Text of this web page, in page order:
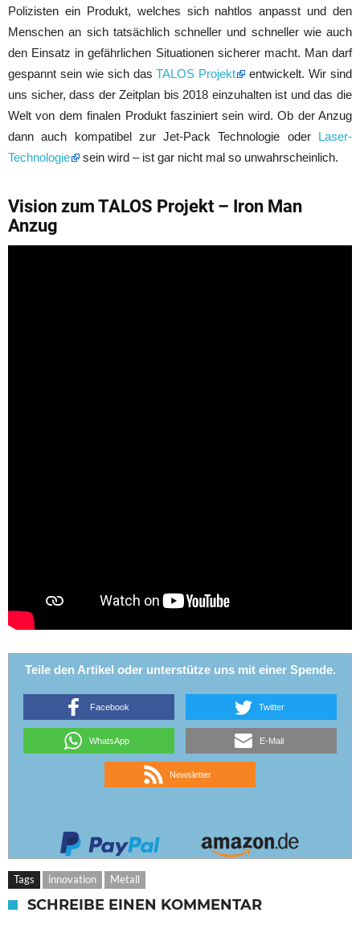
Polizisten ein Produkt, welches sich nahtlos anpasst und den
Menschen an sich tatsächlich schneller und schneller wie auch
den Einsatz in gefährlichen Situationen sicherer macht. Man darf
gespannt sein wie sich dasTALOS Projekt
entwickelt. Wir sind
uns sicher, dass der Zeitplan bis 2018 einzuhalten ist und das die
Welt von dem finalen Produkt fasziniert sein wird. Ob der Anzug
dann auch kompatibel zur Jet-Pack Technologie oder Laser-
Technologie
sein wird – ist gar nicht mal so unwahrscheinlich.
Vision zum TALOS Projekt – Iron Man
Anzug
Teile den Artikel oder unterstütze uns mit einer Spende.
Facebook Twitter
WhatsApp E-Mail
Newsletter
Tags innovation Metall
SCHREIBE EINEN KOMMENTAR